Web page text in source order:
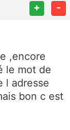
+ -
,encore
le mot de
l adresse
bon c est